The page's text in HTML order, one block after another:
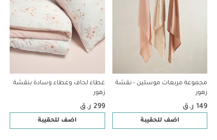
مجموعة مربعات موسلين - نقشة
زهور
149 ر.ق
اضف للحقيبة
غطاء لحاف وغطاء وسادة بنقشة
زهور
299 ر.ق
اضف للحقيبة